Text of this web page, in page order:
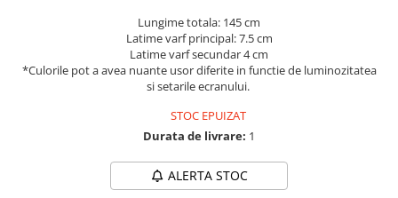
Lungime totala: 145 cm
Latime varf principal: 7.5 cm
Latime varf secundar 4 cm
*Culorile pot a avea nuante usor diferite in functie de luminozitatea
si setarile ecranului.
STOC EPUIZAT
Durata de livrare: 1
ALERTA STOC